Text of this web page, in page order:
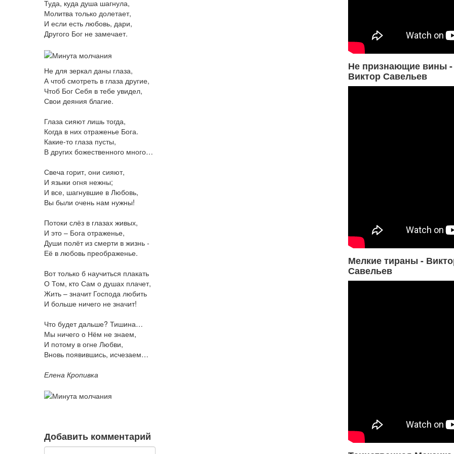
Туда, куда душа шагнула,
Молитва только долетает,
И если есть любовь, дари,
Другого Бог не замечает.
Не для зеркал даны глаза,
А чтоб смотреть в глаза другие,
Чтоб Бог Себя в тебе увидел,
Свои деяния благие.
Глаза сияют лишь тогда,
Когда в них отраженье Бога.
Какие-то глаза пусты,
В других божественного много…
Свеча горит, они сияют,
И языки огня нежны;
И все, шагнувшие в Любовь,
Вы были очень нам нужны!
Потоки слёз в глазах живых,
И это – Бога отраженье,
Души полёт из смерти в жизнь -
Её в любовь преображенье.
Вот только б научиться плакать
О Том, кто Сам о душах плачет,
Жить – значит Господа любить
И больше ничего не значит!
Что будет дальше? Тишина…
Мы ничего о Нём не знаем,
И потому в огне Любви,
Вновь появившись, исчезаем…
Елена Кропивка
Добавить комментарий
Не признающие вины -
Виктор Савельев
Мелкие тираны -
Савельев